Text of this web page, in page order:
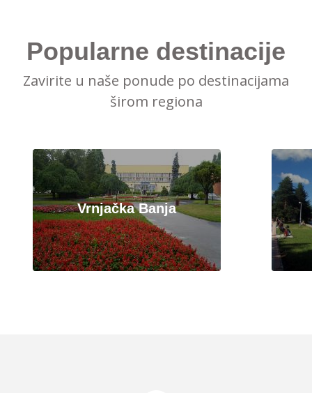
Popularne destinacije
Zavirite u naše ponude po destinacijama
širom regiona
Vrnjačka Banja